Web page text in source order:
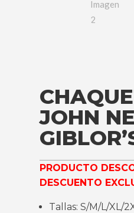
JOHN
PRODUCTO
DESCUENTO
Tallas: S/M/L/XL/